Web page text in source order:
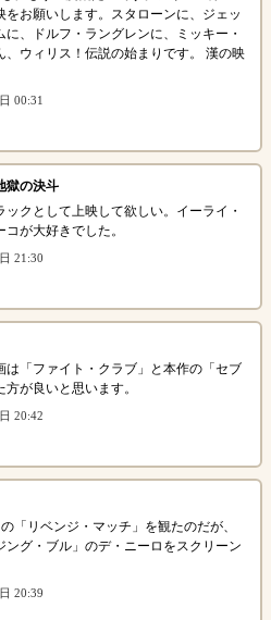
をお願いします。スタローンに、ジェッ
に、ドルフ・ラングレンに、ミッキー・
、ウィリス！伝説の始まりです。 漢の映
00:31
獄の決斗
クとして上映して欲しい。イーライ・
が大好きでした。
21:30
は「ファイト・クラブ」と本作の「セブ
が良いと思います。
20:42
「リベンジ・マッチ」を観たのだが、
ング・ブル」のデ・ニーロをスクリーン
20:39